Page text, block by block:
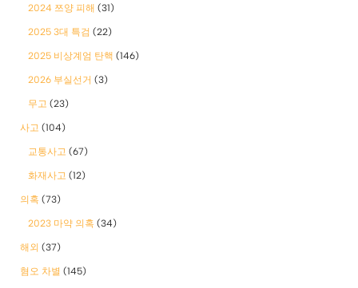
2024 쯔양 피해 (31)
2025 3대 특검 (22)
2025 비상계엄 탄핵 (146)
2026 부실선거 (3)
무고 (23)
사고 (104)
교통사고 (67)
화재사고 (12)
의혹 (73)
2023 마약 의혹 (34)
해외 (37)
혐오 차별 (145)